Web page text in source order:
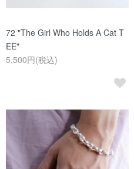
72 "The Girl Who Holds A Cat T
EE"
5,500円(税込)